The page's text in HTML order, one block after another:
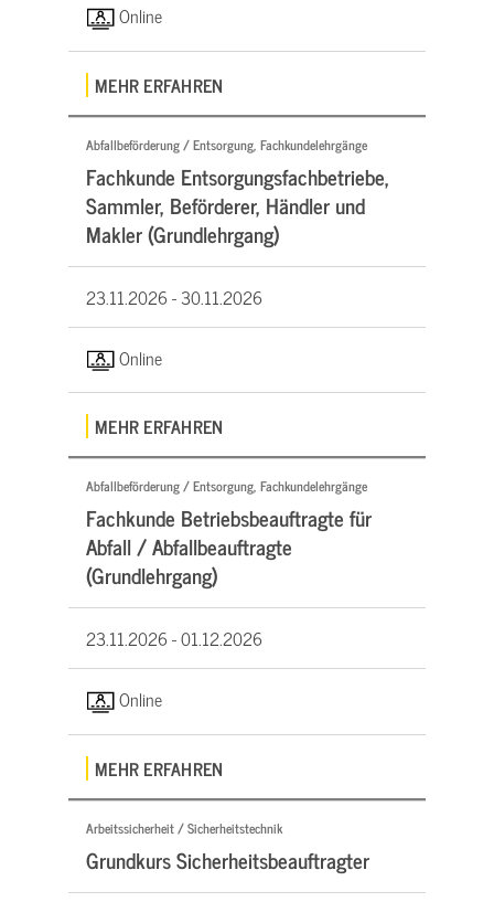
Online
MEHR ERFAHREN
Abfallbeförderung / Entsorgung, Fachkundelehrgänge
Fachkunde Entsorgungsfachbetriebe,
Sammler, Beförderer, Händler und
Makler (Grundlehrgang)
23.11.2026 -30.11.2026
Online
MEHR ERFAHREN
Abfallbeförderung / Entsorgung, Fachkundelehrgänge
Fachkunde Betriebsbeauftragte für
Abfall / Abfallbeauftragte
(Grundlehrgang)
23.11.2026 -01.12.2026
Online
MEHR ERFAHREN
Arbeitssicherheit / Sicherheitstechnik
Grundkurs Sicherheitsbeauftragter